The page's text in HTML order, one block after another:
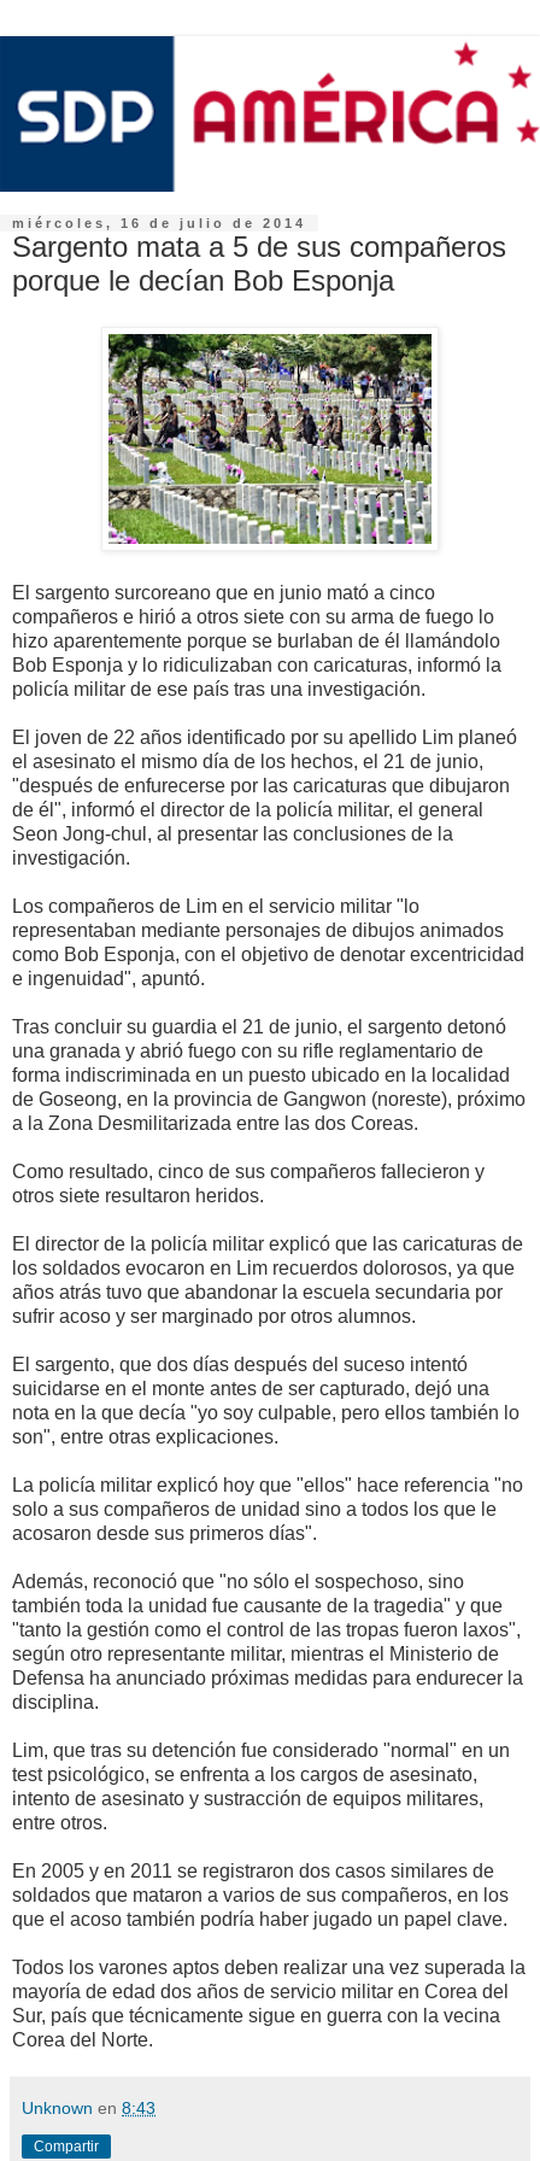
miércoles, 16 de julio de 2014
Sargento mata a 5 de sus compañeros
porque le decían Bob Esponja
El sargento surcoreano que en junio mató a cinco
compañeros e hirió a otros siete con su arma de fuego lo
hizo aparentemente porque se burlaban de él llamándolo
Bob Esponja y lo ridiculizaban con caricaturas, informó la
policía militar de ese país tras una investigación.
El joven de 22 años identificado por su apellido Lim planeó
el asesinato el mismo día de los hechos, el 21 de junio,
"después de enfurecerse por las caricaturas que dibujaron
de él", informó el director de la policía militar, el general
Seon Jong-chul, al presentar las conclusiones de la
investigación.
Los compañeros de Lim en el servicio militar "lo
representaban mediante personajes de dibujos animados
como Bob Esponja, con el objetivo de denotar excentricidad
e ingenuidad", apuntó.
Tras concluir su guardia el 21 de junio, el sargento detonó
una granada y abrió fuego con su rifle reglamentario de
forma indiscriminada en un puesto ubicado en la localidad
de Goseong, en la provincia de Gangwon (noreste), próximo
a la Zona Desmilitarizada entre las dos Coreas.
Como resultado, cinco de sus compañeros fallecieron y
otros siete resultaron heridos.
El director de la policía militar explicó que las caricaturas de
los soldados evocaron en Lim recuerdos dolorosos, ya que
años atrás tuvo que abandonar la escuela secundaria por
sufrir acoso y ser marginado por otros alumnos.
El sargento, que dos días después del suceso intentó
suicidarse en el monte antes de ser capturado, dejó una
nota en la que decía "yo soy culpable, pero ellos también lo
son", entre otras explicaciones.
La policía militar explicó hoy que "ellos" hace referencia "no
solo a sus compañeros de unidad sino a todos los que le
acosaron desde sus primeros días".
Además, reconoció que "no sólo el sospechoso, sino
también toda la unidad fue causante de la tragedia" y que
"tanto la gestión como el control de las tropas fueron laxos",
según otro representante militar, mientras el Ministerio de
Defensa ha anunciado próximas medidas para endurecer la
disciplina.
Lim, que tras su detención fue considerado "normal" en un
test psicológico, se enfrenta a los cargos de asesinato,
intento de asesinato y sustracción de equipos militares,
entre otros.
En 2005 y en 2011 se registraron dos casos similares de
soldados que mataron a varios de sus compañeros, en los
que el acoso también podría haber jugado un papel clave.
Todos los varones aptos deben realizar una vez superada la
mayoría de edad dos años de servicio militar en Corea del
Sur, país que técnicamente sigue en guerra con la vecina
Corea del Norte.
Unknown en 8:43
Compartir